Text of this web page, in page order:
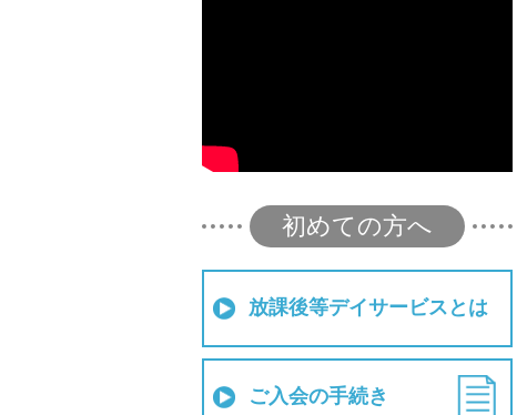
初めての方へ
放課後等デイサービスとは
ご入会の手続き